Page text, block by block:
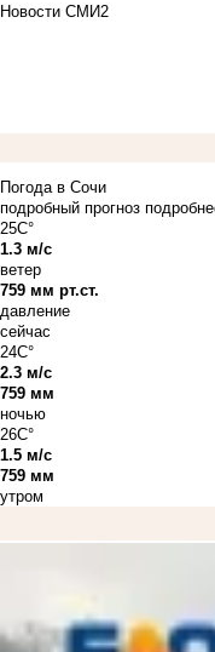
Новости СМИ2
Погода в Сочи
подробный прогноз
25C°
1.3 м/с
ветер
759 мм рт.ст.
давление
сейчас
24C°
2.3 м/с
759 мм
ночью
26C°
1.5 м/с
759 мм
утром